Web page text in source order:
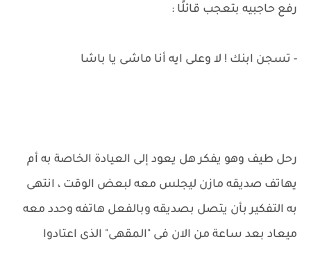
رفع حاجبيه بتعجب قائلًا :
- تسجن ابنك ! لا وعلى ايه أنا ماشى يا باشا
رحل طيف وهو يفكر هل يعود إلى العيادة الخاصة به أم
يهاتف صديقه مازن ليجلس معه لبعض الوقت ، انتهى
به التفكير بأن يتصل بصديقه وبالفعل هاتفه وحدد معه
ميعاد بعد ساعة من الان فى "المقهى" الذى اعتادوا